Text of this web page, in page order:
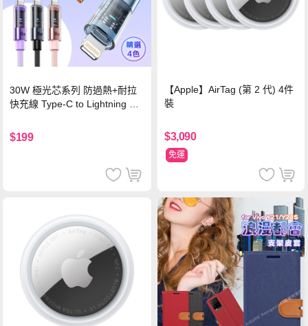
30W 極光芯系列 防過熱+耐拉
快充線 Type-C to Lightning 傳
$199
【Apple】AirTag (第 2 代) 4件
裝
$3,090
免運